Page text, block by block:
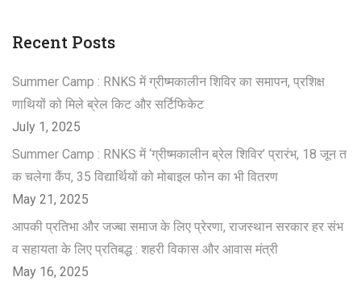
Recent Posts
Summer Camp : RNKS में ग्रीष्मकालीन शिविर का समापन, प्रशिक्ष
णाथियों को मिले ब्रेल किट और सर्टिफिकेट
July 1, 2025
Summer Camp : RNKS में ‘ग्रीष्मकालीन ब्रेल शिविर’ प्रारंभ, 18 जून त
क चलेगा कैंप, 35 विद्यार्थियों को मोबाइल फोन का भी वितरण
May 21, 2025
आपकी प्रतिभा और जज्बा समाज के लिए प्रेरणा, राजस्थान सरकार हर संभ
व सहायता के लिए प्रतिबद्ध : शहरी विकास और आवास मंत्री
May 16, 2025